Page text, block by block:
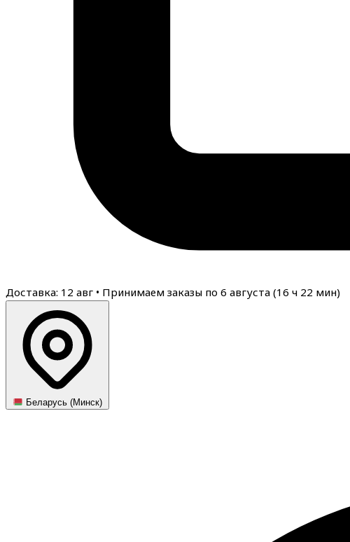
Доставка: 12 авг • Принимаем заказы по 6 августа (16 ч 22 мин)
Беларусь (Минск)